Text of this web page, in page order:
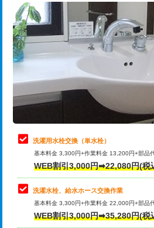
廃棄・処分
※給水管工事は20mmまでの価格で
業)
給水管工事※（塩ビ管（VP・HI）使
用/3ｍまで)
給水管工事※（塩ビ管（VP・HI）使
用（追加）/3ｍ超え)
給水管工事※（ライニング鋼管・銅
管・ポリ管・HT管使用/3ｍまで)
給水管工事※（ライニング鋼管・銅
管・ポリ管・HT管使用/3ｍ超え)
排水管工事（土の掘削・埋め戻し作
業）
排水管工事（排水管工事/3ｍまで）
追加トーラー機使用/3m超え
カメラ調査
桝清掃
止水・漏水調査・防水処理・清掃・修
理・調整・分解・加工など（軽作業）
止水・漏水調査・防水処理・清掃・修
理・調整・分解・加工など（中作業）
止水・漏水調査・防水処理・清掃・修
理・調整・分解・加工など（重作業）
キッチンタンク脱着
その他部品の脱着
洗濯用水栓交換（単水栓）
基本料金 3,300円+作業料金 13,200円+部品
WEB割引3,000円➡22,080円(税
洗濯水栓、給水ホース交換作業
基本料金 3,300円+作業料金 22,000円+部品
WEB割引3,000円➡35,280円(税